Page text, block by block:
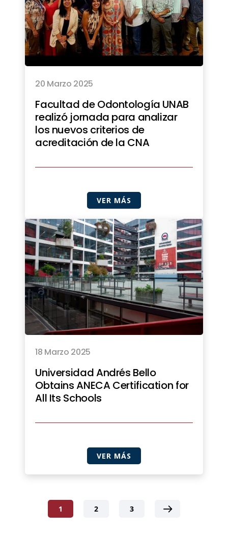
20 Marzo 2025
Facultad de Odontología UNAB
realizó jornada para analizar
los nuevos criterios de
acreditación de la CNA
VER MÁS
18 Marzo 2025
Universidad Andrés Bello
Obtains ANECA Certification for
All Its Schools
VER MÁS
1 2 3